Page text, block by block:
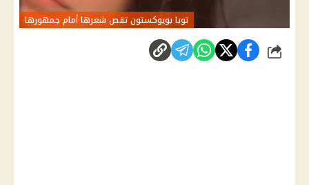
توبا بويوكستون تقص شعرها أمام جمهورها
شارك